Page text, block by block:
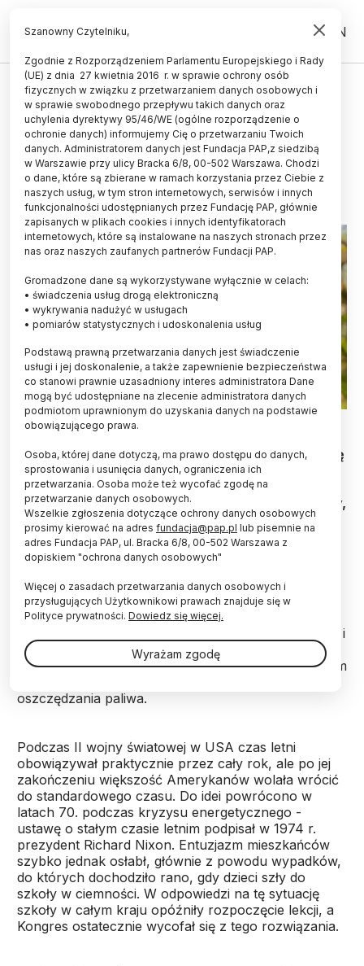
PL EN
ŚWIAT
USA utrzymują czas letni mimo
wieloletnich sporów
06.03.2026
aktualizacja: 06.03.2026
2 minuty czytania
Fot. Adobe Stock
8 marca Amerykanie przestawią zegarki o godzinę
do przodu, rozpoczynając blisko ośmiomiesięczny
okres obowiązywania czasu letniego (Daylight
Saving Time). Choć rozwiązanie od lat budzi spory,
wciąż funkcjonuje w większości stanów -
informuje CNN.
Obowiązujący dziś w USA model zmiany czasu,
zgodnie z którym czas letni trwa od drugiej niedzieli
marca do pierwszej niedzieli listopada, funkcjonuje
od 2007 r. Sama koncepcja jest jednak dużo starsza i
sięga I wojny światowej, kiedy czas letni po raz
pierwszy wprowadzono w Europie, a niedługo potem
oszczędzania paliwa.
Podczas II wojny światowej w USA czas letni
obowiązywał praktycznie przez cały rok, ale po jej
zakończeniu większość Amerykanów wolała wrócić
do standardowego czasu. Do idei powrócono w
latach 70. podczas kryzysu energetycznego -
ustawę o stałym czasie letnim podpisał w 1974 r.
prezydent Richard Nixon. Entuzjazm mieszkańców
szybko jednak osłabł, głównie z powodu wypadków,
do których dochodziło rano, gdy dzieci szły do
szkoły w ciemności. W odpowiedzi na tę sytuację
szkoły w całym kraju opóźniły rozpoczęcie lekcji, a
Kongres ostatecznie wycofał się z tego rozwiązania.
Szanowny Czytelniku,
Zgodnie z Rozporządzeniem Parlamentu Europejskiego i Rady
(UE) z dnia 27 kwietnia 2016 r. w sprawie ochrony osób
fizycznych w związku z przetwarzaniem danych osobowych i
w sprawie swobodnego przepływu takich danych oraz
uchylenia dyrektywy 95/46/WE (ogólne rozporządzenie o
ochronie danych) informujemy Cię o przetwarzaniu Twoich
danych. Administratorem danych jest Fundacja PAP,z siedzibą
w Warszawie przy ulicy Bracka 6/8, 00-502 Warszawa. Chodzi
o dane, które są zbierane w ramach korzystania przez Ciebie z
naszych usług, w tym stron internetowych, serwisów i innych
funkcjonalności udostępnianych przez Fundację PAP, głównie
zapisanych w plikach cookies i innych identyfikatorach
internetowych, które są instalowane na naszych stronach przez
nas oraz naszych zaufanych partnerów Fundacji PAP.
Gromadzone dane są wykorzystywane wyłącznie w celach:
• świadczenia usług drogą elektroniczną
• wykrywania nadużyć w usługach
• pomiarów statystycznych i udoskonalenia usług
Podstawą prawną przetwarzania danych jest świadczenie
usługi i jej doskonalenie, a także zapewnienie bezpieczeństwa
co stanowi prawnie uzasadniony interes administratora Dane
mogą być udostępniane na zlecenie administratora danych
podmiotom uprawnionym do uzyskania danych na podstawie
obowiązującego prawa.
Osoba, której dane dotyczą, ma prawo dostępu do danych,
sprostowania i usunięcia danych, ograniczenia ich
przetwarzania. Osoba może też wycofać zgodę na
przetwarzanie danych osobowych.
Wszelkie zgłoszenia dotyczące ochrony danych osobowych
prosimy kierować na adres fundacja@pap.pl lub pisemnie na
adres Fundacja PAP, ul. Bracka 6/8, 00-502 Warszawa z
dopiskiem "ochrona danych osobowych"
Więcej o zasadach przetwarzania danych osobowych i
przysługujących Użytkownikowi prawach znajduje się w
Polityce prywatności. Dowiedz się więcej.
Wyrażam zgodę